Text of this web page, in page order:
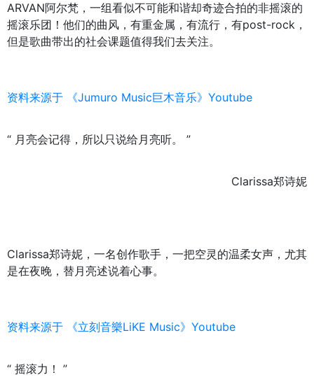
ARVAN阿尔梵，一组看似不可能和谐却奇迹合拍的非摇滚的
摇滚乐团！他们的曲风，有重金属，有流行，有post-rock，
但是歌曲带出的社会课题值得我们去关注。
资料来源于 《Jumuro Music巨木音乐》Youtube
“ 月亮会记得，所以只说给月亮听。 ”
Clarissa郑诗妮
Clarissa郑诗妮，一名创作歌手，一把空灵的温柔女声，尤其
是在夜晚，替月亮述说着心事。
资料来源于 《立刻音樂LiKE Music》Youtube
“ 摇滚力！ ”